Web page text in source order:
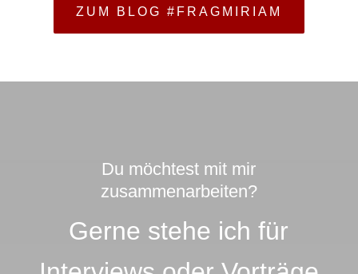
ZUM BLOG #FRAGMIRIAM
Du möchtest mit mir
zusammenarbeiten?
Gerne stehe ich für